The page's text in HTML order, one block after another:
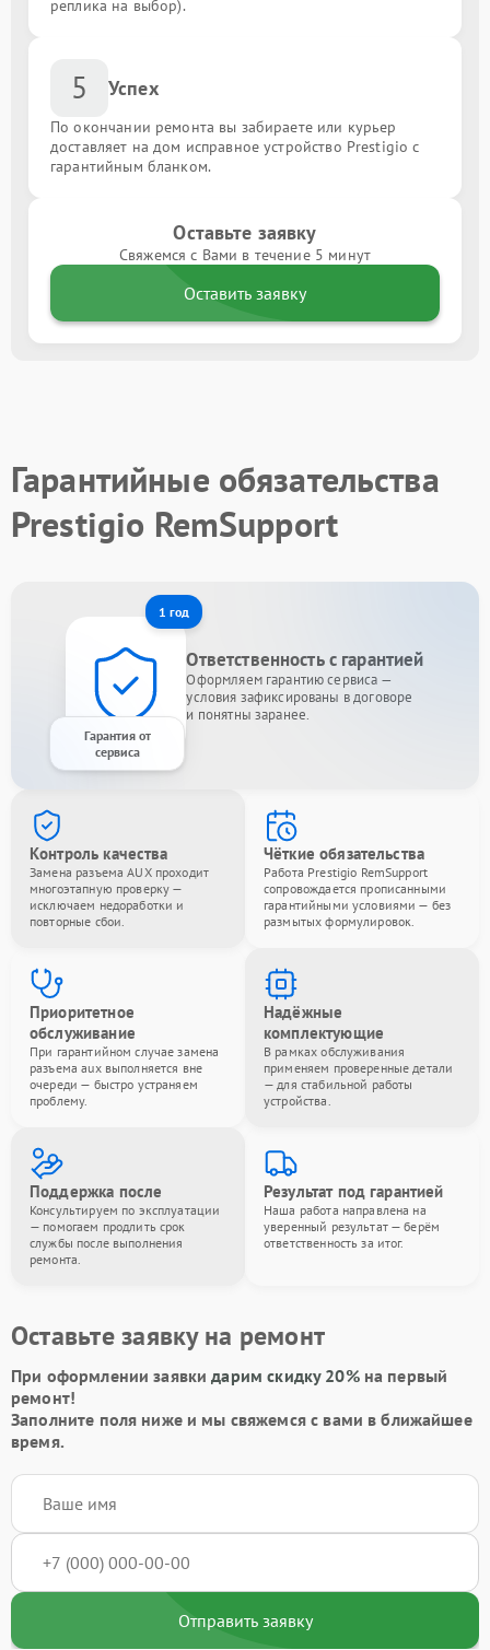
реплика на выбор).
5 Успех
По окончании ремонта вы забираете или курьер
доставляет на дом исправное устройство Prestigio с
гарантийным бланком.
Оставьте заявку
Свяжемся с Вами в течение 5 минут
Оставить заявку
Гарантийные обязательства
Prestigio RemSupport
1 год
Гарантия от
сервиса
Ответственность с гарантией
Оформляем гарантию сервиса —
условия зафиксированы в договоре
и понятны заранее.
Контроль качества
Замена разъема AUX проходит
многоэтапную проверку —
исключаем недоработки и
повторные сбои.
Чёткие обязательства
Работа Prestigio RemSupport
сопровождается прописанными
гарантийными условиями — без
размытых формулировок.
Приоритетное
обслуживание
При гарантийном случае замена
разъема aux выполняется вне
очереди — быстро устраняем
проблему.
Надёжные
комплектующие
В рамках обслуживания
применяем проверенные детали
— для стабильной работы
устройства.
Поддержка после
Консультируем по эксплуатации
— помогаем продлить срок
службы после выполнения
ремонта.
Результат под гарантией
Наша работа направлена на
уверенный результат — берём
ответственность за итог.
Оставьте заявку на ремонт
При оформлении заявкидарим скидку 20%на первый
ремонт!
Заполните поля ниже и мы свяжемся с вами в ближайшее
время.
Отправить заявку